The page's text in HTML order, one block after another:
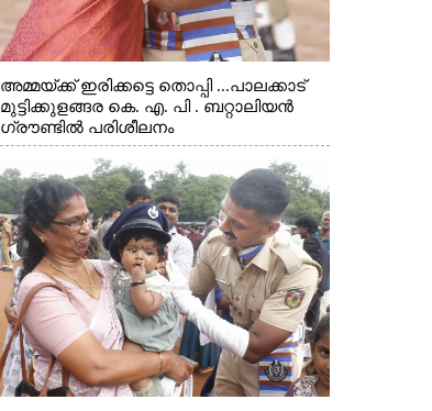
അമ്മയ്ക്ക് ഇരിക്കട്ടെ തൊപ്പി ...പാലക്കാട്
മുട്ടിക്കുളങ്ങര കെ. എ. പി . ബറ്റാലിയൻ
ഗ്രൗണ്ടിൽ പരിശീലനം